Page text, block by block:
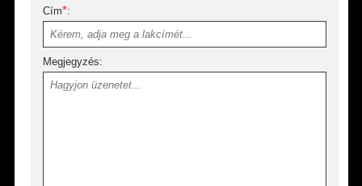
Cím*:
Megjegyzés: